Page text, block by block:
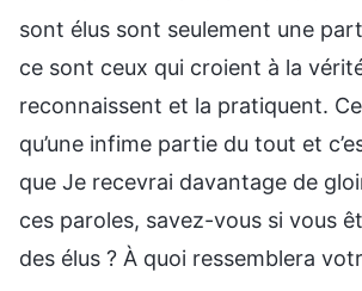
sont élus sont seulement une
ce sont ceux qui croient à la
reconnaissent et la pratiquent.
qu’une infime partie du tout et
que Je recevrai davantage de
ces paroles, savez-vous si vous
des élus ? À quoi ressemblera